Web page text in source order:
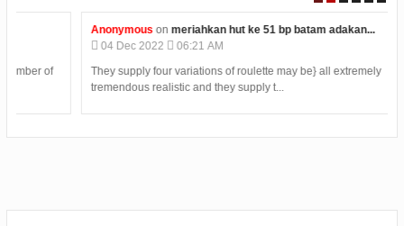
onmeriahkan hut ke 51 bp batam adakan...
2022
06:21 AM
They supply four variations of roulette may be} all extremely
tremendous realistic and they supply t...